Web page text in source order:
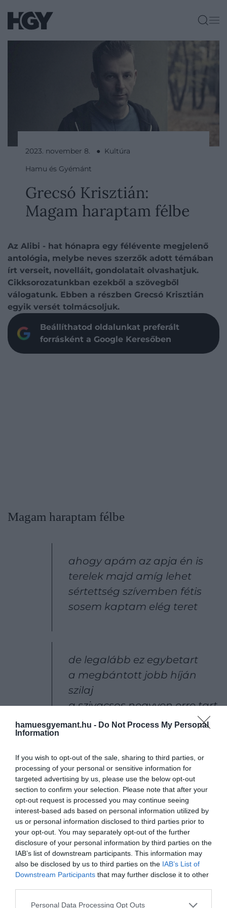
hamuesgyemant.hu - Do Not Process My Personal
Information
If you wish to opt-out of the sale, sharing to third parties, or
processing of your personal or sensitive information for
targeted advertising by us, please use the below opt-out
section to confirm your selection. Please note that after your
opt-out request is processed you may continue seeing
interest-based ads based on personal information utilized by
us or personal information disclosed to third parties prior to
your opt-out. You may separately opt-out of the further
disclosure of your personal information by third parties on the
IAB’s list of downstream participants. This information may
also be disclosed by us to third parties on the IAB’s List of
Downstream Participants that may further disclose it to other
Please note that this website/app uses one or more Google
Personal Data Processing Opt Outs
2023. november 8. ● Kultúra
Hamu és Gyémánt
Grecsó Krisztián:
Magam haraptam félbe
Az Alibi - hat hónapra egy félévente megjelenő
antológia, melybe neves szerzők adott témában
írt verseit, novelláit, gondolatait olvashatjuk.
Cikksorozatunkban ezekből a szövegből
válogatunk. Ebben a részben Grecsó Krisztián
egyik versét tolmácsoljuk.
Beállíthatod oldalunkat preferált
forrásként a Google Keresőben
Magam haraptam félbe
ahogy apám az apja én is
terelek majd amíg lehet
sértettség szívemben fétis
sosem kaptam elég teret
de legalább ez egybetart
a megbántott jobb híján
szilaj
a szivacsos negyven erre tart
sugdossa sokasodj fijalj
teljesítem majd ahogy ők
isten háta mögött a kvóta
nincs ennél lejjebb temetők
terek és csak szól a nóta
elérhetetlen és savanyú
a teremtés álmatlan napjai
végtére oka van mar a bú